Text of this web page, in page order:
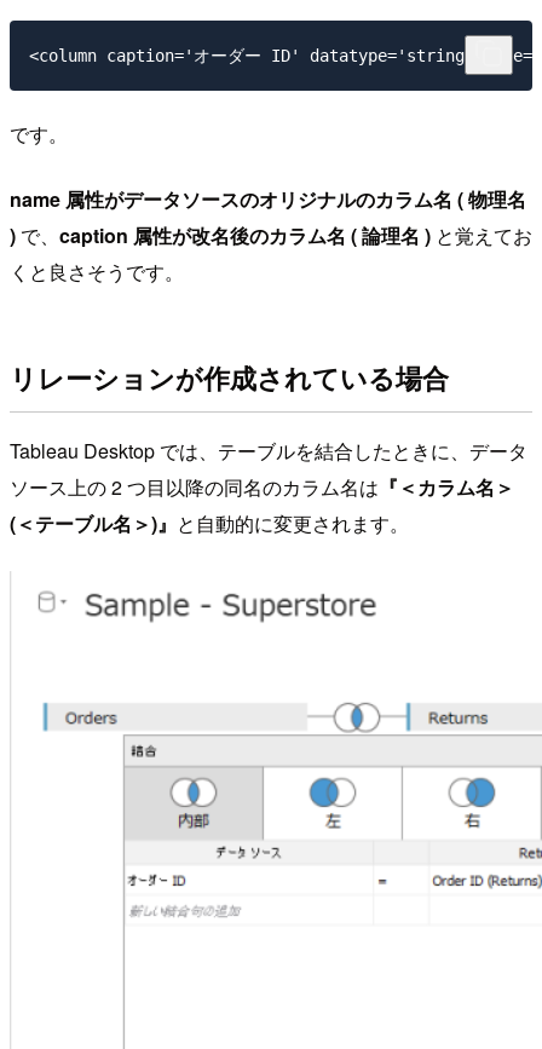
です。
name 属性がデータソースのオリジナルのカラム名 ( 物理名
) で、 caption 属性が改名後のカラム名 ( 論理名 ) と覚えてお
くと良さそうです。
リレーションが作成されている場合
Tableau Desktop では、テーブルを結合したときに、データ
ソース上の 2 つ目以降の同名のカラム名は 『＜カラム名＞
(＜テーブル名＞)』 と自動的に変更されます。